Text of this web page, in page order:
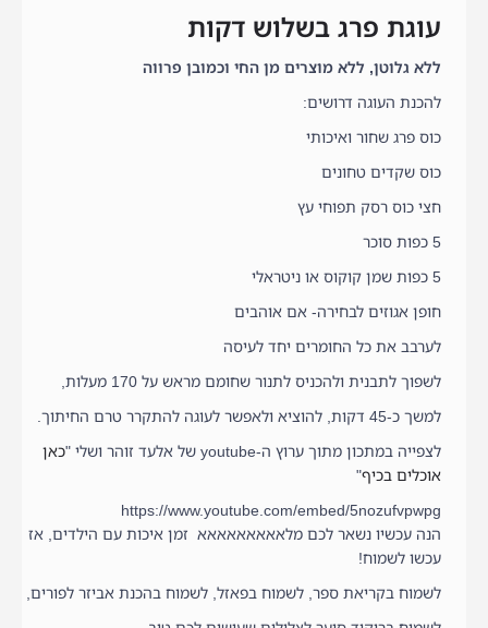
עוגת פרג בשלוש דקות
ללא גלוטן, ללא מוצרים מן החי וכמובן פרווה
להכנת העוגה דרושים:
כוס פרג שחור ואיכותי
כוס שקדים טחונים
חצי כוס רסק תפוחי עץ
5 כפות סוכר
5 כפות שמן קוקוס או ניטראלי
חופן אגוזים לבחירה- אם אוהבים
לערבב את כל החומרים יחד לעיסה
לשפוך לתבנית ולהכניס לתנור שחומם מראש על 170 מעלות,
למשך כ-45 דקות, להוציא ולאפשר לעוגה להתקרר טרם החיתוך.
לצפייה במתכון מתוך ערוץ ה-youtube של אלעד זוהר ושלי "
כאן
אוכלים בכיף"
https://www.youtube.com/embed/5nozufvpwpg
הנה עכשיו נשאר לכם מלאאאאאאאאא זמן איכות עם הילדים, אז
עכשו לשמוח!
לשמוח בקריאת ספר, לשמוח בפאזל, לשמוח בהכנת אביזר לפורים,